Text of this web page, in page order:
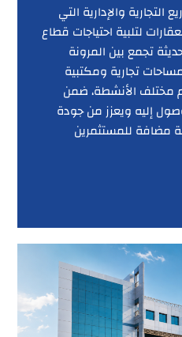
التجارية والإدارية التي
لتلبية احتياجات قطاع
تجمع بين المرونة
تجارية ومكتبية
مختلف الأنشطة، ضمن
إليه ويعزز من جودة
مضافة للمستثمرين